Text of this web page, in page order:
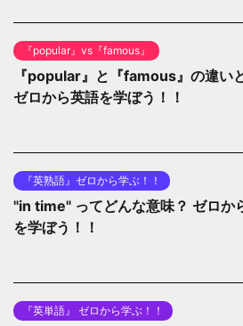
『popular』vs『famous』
『popular』と『famous』の違い
ゼロから英語を学ぼう！！
『英熟語』ゼロから学ぶ！！
"in time" ってどんな意味？ ゼロか
を学ぼう！！
『英単語』 ゼロから学ぶ！！